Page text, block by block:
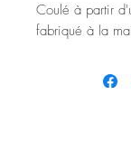
Coulé à partir
fabriqué à la
Dimensions :